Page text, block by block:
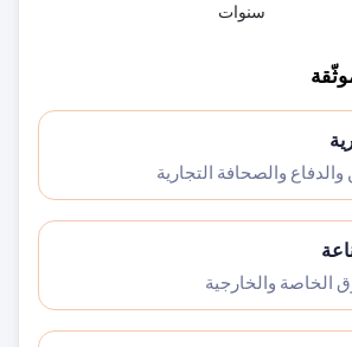
سنوات
والصحافة التجارية
الخاصة والخارجية